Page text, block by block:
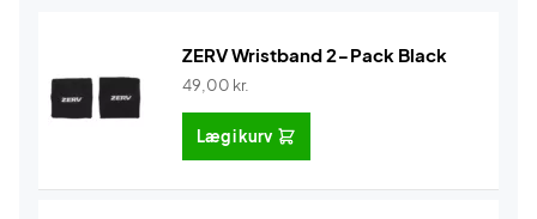
ZERV Wristband 2-Pack Black
49,00 kr.
Læg i kurv